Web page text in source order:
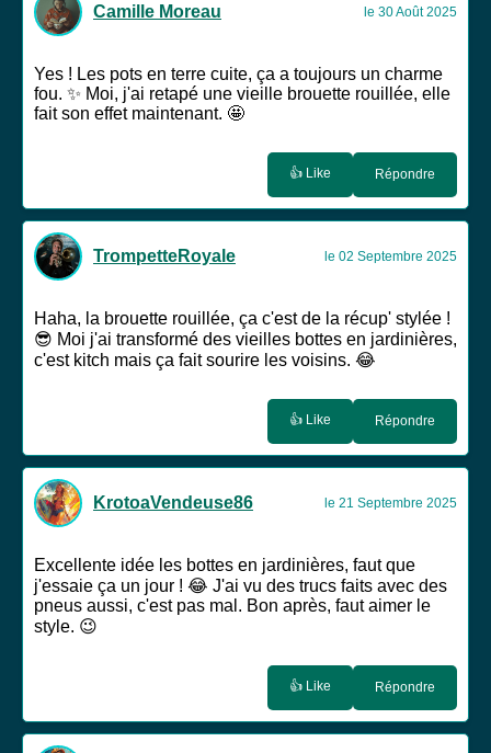
Camille Moreau le 30 Août 2025
Yes ! Les pots en terre cuite, ça a toujours un charme
fou. ✨ Moi, j'ai retapé une vieille brouette rouillée, elle
fait son effet maintenant. 🤩
👍 Like Répondre
TrompetteRoyale le 02 Septembre 2025
Haha, la brouette rouillée, ça c'est de la récup' stylée !
😎 Moi j'ai transformé des vieilles bottes en jardinières,
c'est kitch mais ça fait sourire les voisins. 😂
👍 Like Répondre
KrotoaVendeuse86 le 21 Septembre 2025
Excellente idée les bottes en jardinières, faut que
j'essaie ça un jour ! 😂 J'ai vu des trucs faits avec des
pneus aussi, c'est pas mal. Bon après, faut aimer le
style. 😉
👍 Like Répondre